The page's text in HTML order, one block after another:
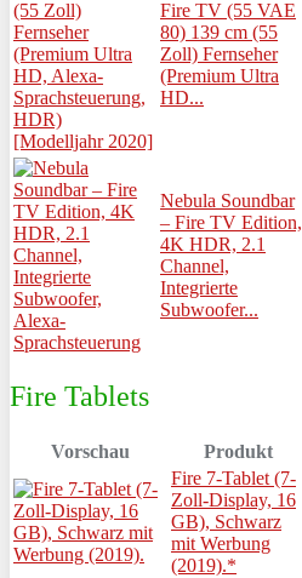
Fire TV (55 VAE
80) 139 cm (55
Zoll) Fernseher
(Premium Ultra
HD...
Nebula Soundbar
– Fire TV Edition,
4K HDR, 2.1
Channel,
Integrierte
Subwoofer...
Fire Tablets
Vorschau Produkt
Fire 7-Tablet (7-
Zoll-Display, 16
GB), Schwarz
mit Werbung
(2019).*